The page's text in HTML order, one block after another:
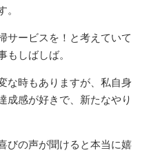
。
サービスを！と考えていて
もしばしば。
な時もありますが、私自身
成感が好きで、新たなやり
びの声が聞けると本当に嬉